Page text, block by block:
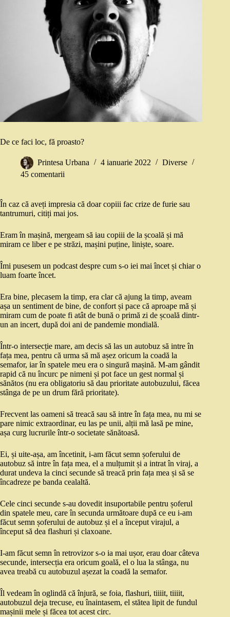
De ce faci loc, fă proasto?
Printesa Urbana 4 ianuarie 2022
Diverse
45 comentarii
În caz că aveți impresia că doar copiii fac crize de furie sau
tantrumuri, citiți mai jos.
Eram în mașină, mergeam să iau copiii de la școală și mă
miram ce liber e pe străzi, mașini puține, liniște, soare.
Îmi pusesem un podcast despre cum s-o iei mai încet și chiar o
luam foarte încet.
Era bine, plecasem la timp, era clar că ajung la timp, aveam
așa un sentiment de bine, de confort și pace că aproape mă și
miram cum de poate fi atât de bună o primă zi de școală dintr-
un an incert, după doi ani de pandemie mondială.
Într-o intersecție mare, am decis să las un autobuz să intre în
fața mea, pentru că urma să mă așez oricum la coadă la
semafor, iar în spatele meu era o singură mașină. M-am gândit
rapid că nu încurc pe nimeni și pot face un gest normal și
sănătos (nu era obligatoriu să dau prioritate autobuzului, făcea
stânga de pe un drum fără prioritate).
Frecvent las oameni să treacă sau să intre în fața mea, nu mi se
pare nimic extraordinar, eu las pe unii, alții mă lasă pe mine,
așa curg lucrurile într-o societate sănătoasă.
Ei, și uite-așa, am încetinit, i-am făcut semn șoferului de
autobuz să intre în fața mea, el a mulțumit și a intrat în viraj, a
durat undeva la cinci secunde să treacă prin fața mea și să se
încadreze pe banda cealaltă.
Cele cinci secunde s-au dovedit insuportabile pentru șoferul
din spatele meu, care în secunda următoare după ce eu i-am
făcut semn șoferului de autobuz și el a început virajul, a
început să dea flashuri și claxoane.
I-am făcut semn în retrovizor s-o ia mai ușor, erau doar câteva
secunde, intersecția era oricum goală, el o lua la stânga, nu
avea treabă cu autobuzul așezat la coadă la semafor.
Îl vedeam în oglindă că înjură, se foia, flashuri, tiiiit, tiiiit,
autobuzul deja trecuse, eu înaintasem, el stătea lipit de fundul
mașinii mele și făcea tot acest circ.